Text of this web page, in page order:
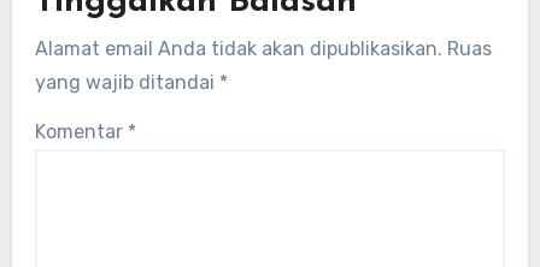
Alamat email Anda tidak akan dipublikasikan. Ruas
yang wajib ditandai *
Komentar *